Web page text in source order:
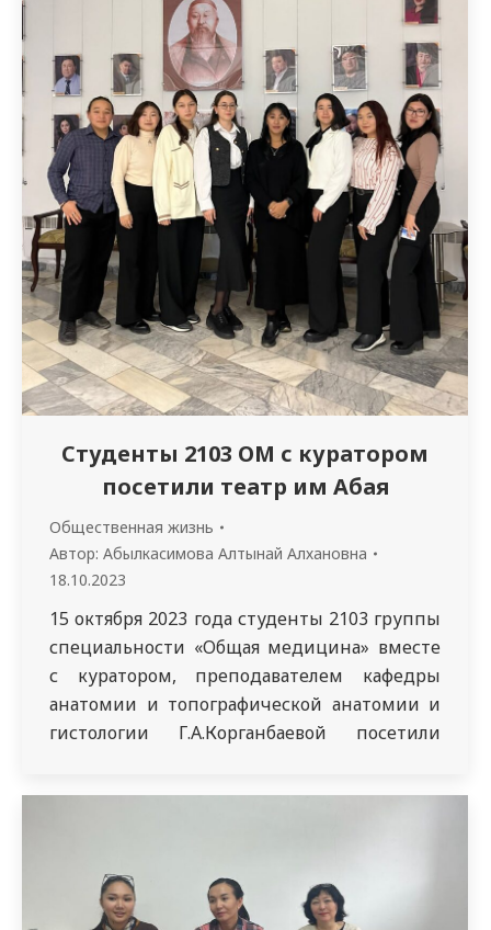
Студенты 2103 ОМ с куратором
посетили театр им Абая
Общественная жизнь
Автор: Абылкасимова Алтынай Алхановна
18.10.2023
15 октября 2023 года студенты 2103 группы
специальности «Общая медицина» вместе
с куратором, преподавателем кафедры
анатомии и топографической анатомии и
гистологии Г.А.Корганбаевой посетили
махаббат».